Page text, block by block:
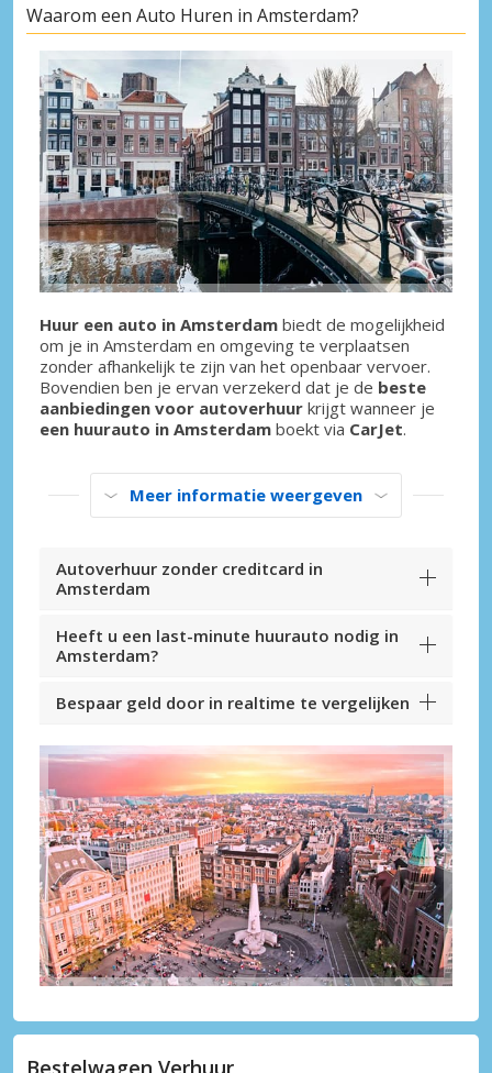
Waarom een Auto Huren in Amsterdam?
Huur een auto in Amsterdam biedt de mogelijkheid
om je in Amsterdam en omgeving te verplaatsen
zonder afhankelijk te zijn van het openbaar vervoer.
Bovendien ben je ervan verzekerd dat je de beste
aanbiedingen voor autoverhuur krijgt wanneer je
een huurauto in Amsterdam boekt via CarJet.
Meer informatie weergeven
Autoverhuur zonder creditcard in
Amsterdam
Heeft u een last-minute huurauto nodig in
Amsterdam?
Bespaar geld door in realtime te vergelijken
Bestelwagen Verhuur